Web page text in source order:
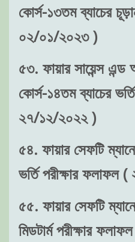
কোর্স-১৩তম ব্যাচের
০২/০১/২০২৩ )
৫৩. ফায়ার সায়েন্স
কোর্স-১৪তম ব্যাচের
২৭/১২/২০২২ )
৫৪. ফায়ার সেফটি
ভর্তি পরীক্ষার
৫৫. ফায়ার সেফটি
মিডটার্ম পরীক্ষার